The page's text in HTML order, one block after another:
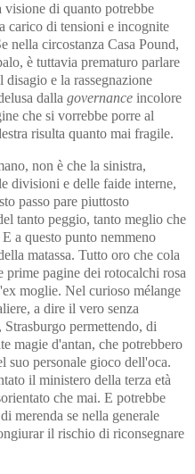
visione di quanto potrebbe
carico di tensioni e incognite
nella circostanza Casa Pound,
è tuttavia prematuro parlare
e la rassegnazione
dalla governance incolore
che si vorrebbe porre al
risulta quanto mai fragile.
non è che la sinistra,
divisioni e delle faide interne,
passo pare piuttosto
tanto peggio, tanto meglio che
a questo punto nemmeno
matassa. Tutto oro che cola
pagine dei rotocalchi rosa
moglie. Nel curioso mélange
a dire il vero senza
permettendo, di
magie d'antan, che potrebbero
suo personale gioco dell'oca.
il ministero della terza età
che mai. E potrebbe
merenda se nella generale
il rischio di riconsegnare